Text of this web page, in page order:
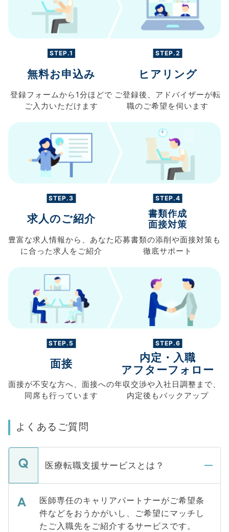
STEP.1
無料お申込み
登録フォームから 1分ほどで
ご入力 いただけます
STEP.2
ヒアリング
ご登録後、 アドバイザーが転
職のご希望を伺います
STEP.3
求人のご紹介
豊富な求人情報から、 あなた
に合った求人を ご紹介
STEP.4
書類作成
面接対策
応募書類の添削や面接対策も
徹底サポート
STEP.5
面接
面接が不安な方へ、 面接への
同席も行っています
STEP.6
内定・入職
アフターフォロー
年収交渉や入社日調整まで、
内定後もバックアップ
よくあるご質問
医療転職支援サービスとは？
医師専任のキャリアパートナーがご希望条
件などをおうかがいし、ご希望にマッチし
たご入職先をご紹介するサービスです。